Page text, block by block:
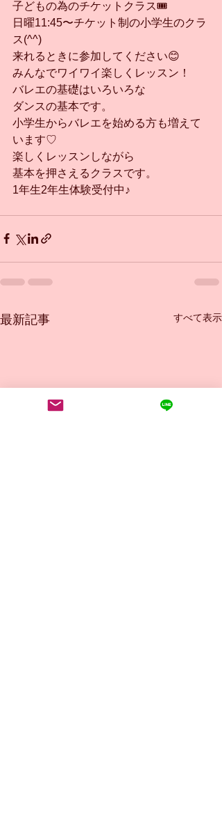
子どもの為のチケットクラス🎟
日曜11:45〜チケット制の小学生のクラ
ス(^^)
来れるときに参加してください😊
みんなでワイワイ楽しくレッスン！
バレエの基礎はいろいろな
ダンスの基本です。
小学生からバレエを始める方も増えて
います♡
楽しくレッスンしながら
基本を押さえるクラスです。
1年生2年生体験受付中♪
最新記事 すべて表示